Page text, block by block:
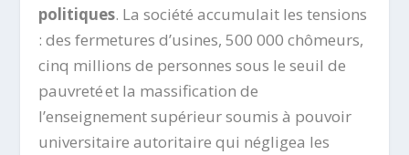
politiques. La société accumulait les tensions
: des fermetures d’usines, 500 000 chômeurs,
cinq millions de personnes sous le seuil de
pauvreté et la massification de
l’enseignement supérieur soumis à pouvoir
universitaire autoritaire qui négligea les